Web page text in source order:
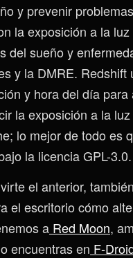
y prevenir
la exposición a la luz
del sueño y
y la DMRE. Redshift
y hora del día para
la exposición a la
lo mejor de todo es
la licencia GPL-3.0.
el anterior,
el escritorio cómo
a Red Moon,
encuentras en F-